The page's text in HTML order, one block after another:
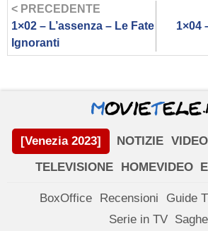
< PRECEDENTE
1×02 – L’assenza – Le Fate
Ignoranti
1×04
[Venezia 2023] NOTIZIE VIDEO
TELEVISIONE
HOMEVIDEO
BoxOffice Recensioni Guide
Serie in TV Saghe